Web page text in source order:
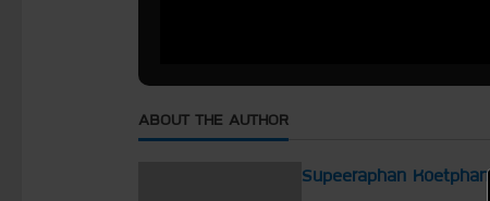
ABOUT THE AUTHOR
Supeeraphan Koetphan